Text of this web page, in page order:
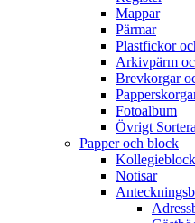
Mappar
Pärmar
Plastfickor
Arkivpärm
Brevkorgar
Fotoalbum
Övrigt
Papper och block
Kollegieblock
Notisar